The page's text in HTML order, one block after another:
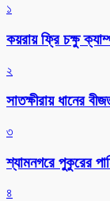
১
কয়রায় ফ্রি চক্ষু
২
সাতক্ষীরায় ধানের
৩
শ্যামনগরে পুকুরের
৪